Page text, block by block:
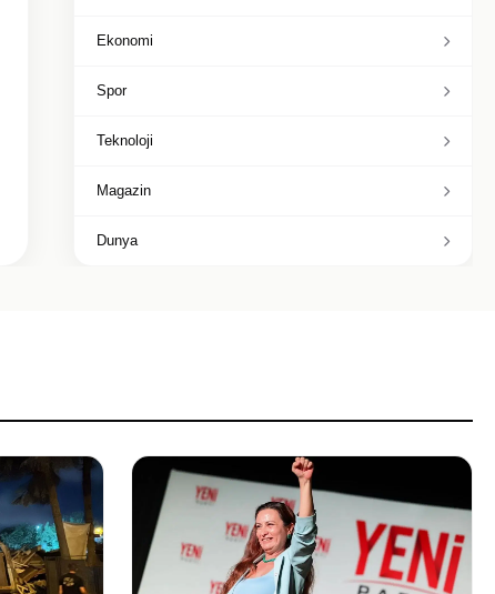
Ekonomi
Spor
Teknoloji
Magazin
Dunya